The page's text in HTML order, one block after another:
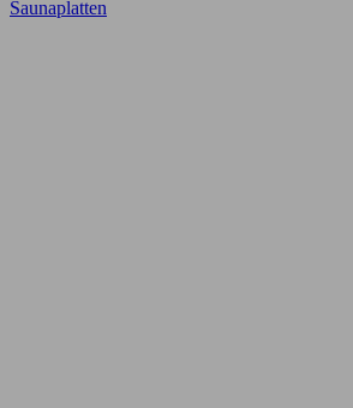
Saunaplatten